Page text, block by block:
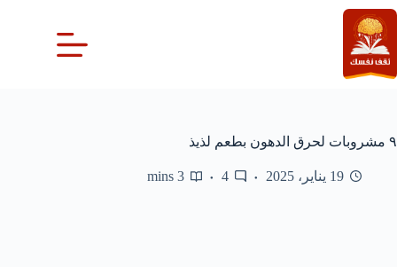
التجاوز
إلى
المحتوى
٩ مشروبات لحرق الدهون بطعم لذيذ
19 يناير، 2025 4
3 mins